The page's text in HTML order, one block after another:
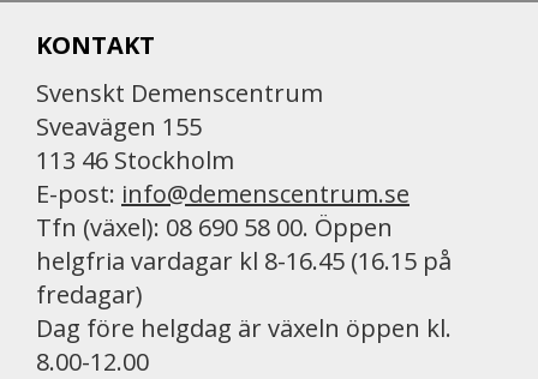
KONTAKT
Svenskt Demenscentrum
Sveavägen 155
113 46 Stockholm
E-post: info@demenscentrum.se
Tfn (växel): 08 690 58 00. Öppen
helgfria vardagar kl 8-16.45 (16.15 på
fredagar)
Dag före helgdag är växeln öppen kl.
8.00-12.00